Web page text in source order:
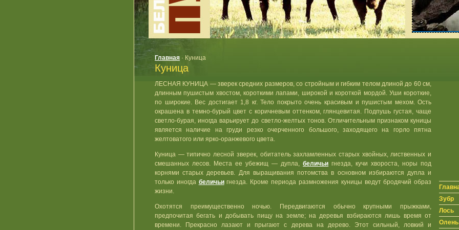
Зубр
Лось
Олень
Главная · Куница
Куница
ЛЕСНАЯ КУНИЦА — зверек средних размеров, со стройным и гибким телом длиной до 60 см,
длинным пушистым хвостом, короткими лапами, широкой и короткой мордой. Уши короткие,
по широкие. Вес достигает 1,8 кг. Тело покрыто очень красивым и пушистым мехом. Ость
окрашена в темно-бурый цвет с коричневым оттенком, глянцевитая. Подпушь густая, чаще
светло-бурая, иногда варьирует до светло-желтых тонов. Отличительным признаком куницы
является наличие на груди резко очерченного большого, заходящего на горло пятна
желтоватого или ярко-оранжевого цвета.
Куница — типично лесной зверек, обитатель захламленных старых хвойных, лиственных и
смешанных лесов. Места ее убежищ — дупла,беличьи гнезда, кучи хвороста, норы под
корнями старых деревьев. Для выращивания потомства в основном избираются дупла и
только иногда беличьигнезда. Кроме периода размножения куницы ведут бродячий образ
жизни.
Охотятся преимущественно ночью. Передвигаются обычно крупными прыжками,
предпочитая бегать и добывать пищу на земле; на деревья взбираются лишь время от
времени. Прекрасно лазают и прыгают с дерева на дерево. Этот сильный, ловкий и